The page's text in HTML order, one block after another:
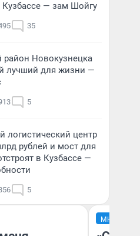
— зам Шойгу
35
район Новокузнецка
лучший для жизни —
5
логистический центр
рублей и мост для
в Кузбассе —
5
МНЕНИЕ